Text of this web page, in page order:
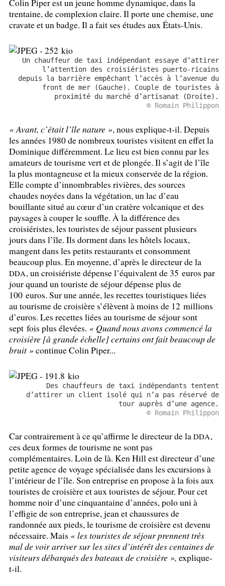
trentaine, de complexion claire. Il porte une chemise, une
cravate et un badge. Il a fait ses études aux États-Unis.
Un chauffeur de taxi indépendant essaye d’attirer
l’attention des croisiéristes puerto-ricains
depuis la barrière empêchant l’accès à l’avenue du
front de mer (Gauche). Couple de touristes à
proximité du marché d’artisanat (Droite).
© Romain Philippon
« Avant, c’était l’île nature », nous explique-t-il. Depuis
les années 1980 de nombreux touristes visitent en effet la
Dominique différemment. Le lieu est bien connu par les
amateurs de tourisme vert et de plongée. Il s’agit de l’île
la plus montagneuse et la mieux conservée de la région.
Elle compte d’innombrables rivières, des sources
chaudes noyées dans la végétation, un lac d’eau
bouillante situé au cœur d’un cratère volcanique et des
paysages à couper le souffle. À la différence des
croisiéristes, les touristes de séjour passent plusieurs
jours dans l’île. Ils dorment dans les hôtels locaux,
mangent dans les petits restaurants et consomment
beaucoup plus. En moyenne, d’après le directeur de la
DDA, un croisiériste dépense l’équivalent de 35 euros par
jour quand un touriste de séjour dépense plus de
100 euros. Sur une année, les recettes touristiques liées
au tourisme de croisière s’élèvent à moins de 12 millions
d’euros. Les recettes liées au tourisme de séjour sont
sept fois plus élevées. « Quand nous avons commencé la
croisière [à grande échelle] certains ont fait beaucoup de
bruit » continue Colin Piper...
Des chauffeurs de taxi indépendants tentent
d’attirer un client isolé qui n’a pas réservé de
tour auprès d’une agence.
© Romain Philippon
Car contrairement à ce qu’affirme le directeur de la DDA,
ces deux formes de tourisme ne sont pas
complémentaires. Loin de là. Ken Hill est directeur d’une
petite agence de voyage spécialisée dans les excursions à
l’intérieur de l’île. Son entreprise en propose à la fois aux
touristes de croisière et aux touristes de séjour. Pour cet
homme noir d’une cinquantaine d’années, polo uni à
l’effigie de son entreprise, jean et chaussures de
randonnée aux pieds, le tourisme de croisière est devenu
nécessaire. Mais « les touristes de séjour prennent très
mal de voir arriver sur les sites d’intérêt des centaines de
visiteurs débarqués des bateaux de croisière », explique-
t-il.